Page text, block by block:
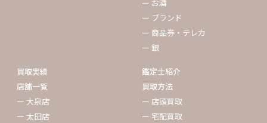
ー お酒
ー ブランド
ー 商品券・テレカ
ー 銀
買取実績
店舗一覧
ー 大泉店
ー 太田店
鑑定士紹介
買取方法
ー 店頭買取
ー 宅配買取